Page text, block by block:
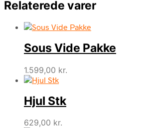
Relaterede varer
Sous Vide Pakke
1.599,00 kr.
Hjul Stk
629,00 kr.